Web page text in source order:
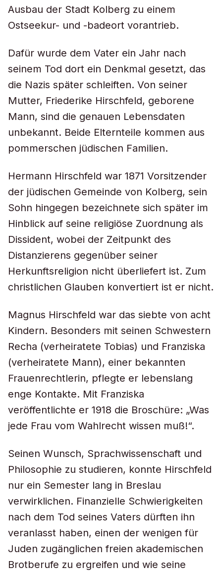
Ausbau der Stadt Kolberg zu einem
Ostseekur- und -badeort vorantrieb.
Dafür wurde dem Vater ein Jahr nach
seinem Tod dort ein Denkmal gesetzt, das
die Nazis später schleiften. Von seiner
Mutter, Friederike Hirschfeld, geborene
Mann, sind die genauen Lebensdaten
unbekannt. Beide Elternteile kommen aus
pommerschen jüdischen Familien.
Hermann Hirschfeld war 1871 Vorsitzender
der jüdischen Gemeinde von Kolberg, sein
Sohn hingegen bezeichnete sich später im
Hinblick auf seine religiöse Zuordnung als
Dissident, wobei der Zeitpunkt des
Distanzierens gegenüber seiner
Herkunftsreligion nicht überliefert ist. Zum
christlichen Glauben konvertiert ist er nicht.
Magnus Hirschfeld war das siebte von acht
Kindern. Besonders mit seinen Schwestern
Recha (verheiratete Tobias) und Franziska
(verheiratete Mann), einer bekannten
Frauenrechtlerin, pflegte er lebenslang
enge Kontakte. Mit Franziska
veröffentlichte er 1918 die Broschüre: „Was
jede Frau vom Wahlrecht wissen muß!“.
Seinen Wunsch, Sprachwissenschaft und
Philosophie zu studieren, konnte Hirschfeld
nur ein Semester lang in Breslau
verwirklichen. Finanzielle Schwierigkeiten
nach dem Tod seines Vaters dürften ihn
veranlasst haben, einen der wenigen für
Juden zugänglichen freien akademischen
Brotberufe zu ergreifen und wie seine